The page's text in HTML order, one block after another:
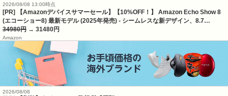
2026/08/08 13:00時点
[PR] 【Amazonデバイスサマーセール】【10%OFF！】 Amazon Echo Show 8
(エコーショー8) 最新モデル (2025年発売) - シームレスな新デザイン、8.7…
34980円 → 31480円
Amazon
2026/08/08